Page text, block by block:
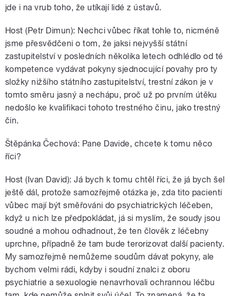
jde i na vrub toho, že utíkají lidé z ústavů.
Host (Petr Dimun): Nechci vůbec říkat tohle to, nicméně
jsme přesvědčeni o tom, že jaksi nejvyšší státní
zastupitelství v posledních několika letech odhlédlo od té
kompetence vydávat pokyny sjednocující povahy pro ty
složky nižšího státního zastupitelství, trestní zákon je v
tomto směru jasný a nechápu, proč už po prvním útěku
nedošlo ke kvalifikaci tohoto trestného činu, jako trestný
čin.
Štěpánka Čechová: Pane Davide, chcete k tomu něco
říci?
Host (Ivan David): Já bych k tomu chtěl říci, že já bych šel
ještě dál, protože samozřejmě otázka je, zda tito pacienti
vůbec mají být směřováni do psychiatrických léčeben,
když u nich lze předpokládat, já si myslím, že soudy jsou
soudné a mohou odhadnout, že ten člověk z léčebny
uprchne, případně že tam bude terorizovat další pacienty.
My samozřejmě nemůžeme soudům dávat pokyny, ale
bychom velmi rádi, kdyby i soudní znalci z oboru
psychiatrie a sexuologie nenavrhovali ochrannou léčbu